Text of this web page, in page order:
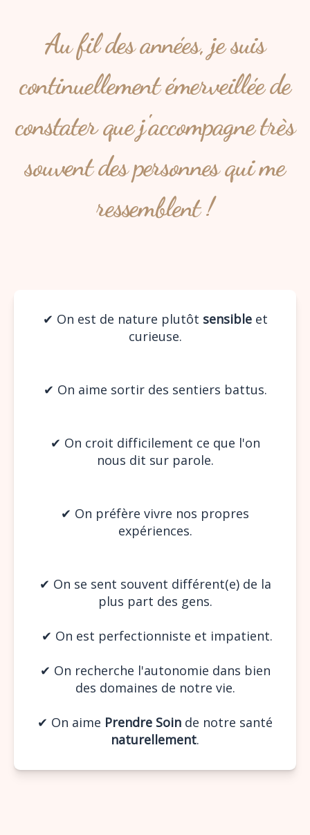
Au fil des années, je suis
continuellement émerveillée de
constater que j'accompagne très
souvent des personnes qui me
ressemblent !
✔︎ On est de nature plutôt sensibleet
curieuse.
✔︎ On aime sortir des sentiers battus.
✔︎ On croit difficilement ce que l'on
nous dit sur parole.
✔︎ On préfère vivre nos propres
expériences.
✔︎ On se sent souvent différent(e) de la
plus part des gens.
✔︎ On est perfectionniste et impatient.
✔︎ On recherche l'autonomie dans bien
des domaines de notre vie.
✔︎ On aime Prendre Soin de notre santé
naturellement.